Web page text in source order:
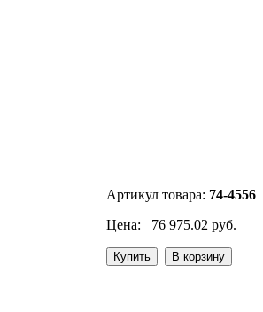
Артикул товара: 74-4556
Цена: 76 975.02 руб.